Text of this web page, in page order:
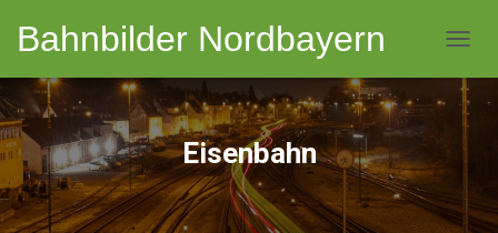
Bahnbilder Nordbayern
Eisenbahn